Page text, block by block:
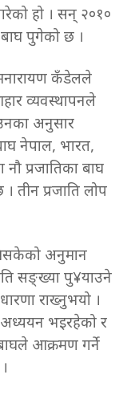
हो । सन् २०१०
पुगेको छ ।
कँडेलले
व्यवस्थापनले
अनुसार
नेपाल, भारत,
नौ प्रजातिका बाघ
तीन प्रजाति लोप
अनुमान
सङ्ख्या पु¥याउने
राख्नुभयो ।
अध्ययन भइरहेको र
आक्रमण गर्ने